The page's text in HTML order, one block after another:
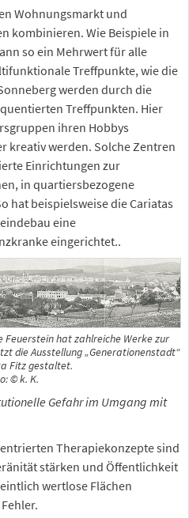
Wohnungsmarkt und
kombinieren. Wie Beispiele in
so ein Mehrwert für alle
Treffpunkte, wie die
werden durch die
Treffpunkten. Hier
ihren Hobbys
kreativ werden. Solche Zentren
Einrichtungen zur
in quartiersbezogene
hat beispielsweise die Cariatas
eine
eingerichtet..
Feuerstein hat zahlreiche Werke zur
die Ausstellung „Generationenstadt“
Fitz gestaltet.
© k. K.
Gefahr im Umgang mit
Therapiekonzepte sind
stärken und Öffentlichkeit
wertlose Flächen